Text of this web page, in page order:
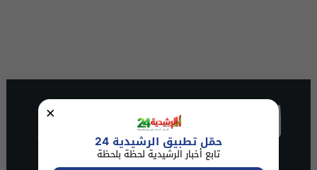
×
حمّل تطبيق الرشيدية 24
تابع أخبار الرشيدية لحظة بلحظة